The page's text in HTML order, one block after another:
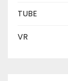
TUBE
VR